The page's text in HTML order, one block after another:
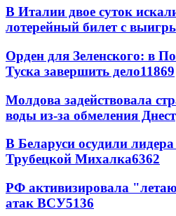
В Италии двое суток
лотерейный билет с
Орден для Зеленского: в
Туска завершить дело11869
Молдова задействовала
воды из-за обмеления
В Беларуси осудили
Трубецкой Михалка6362
РФ активизировала
атак ВСУ5136